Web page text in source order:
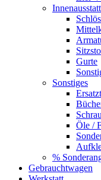
Gurte
Sonstiges
Öle /
%
Gebrauchtwagen